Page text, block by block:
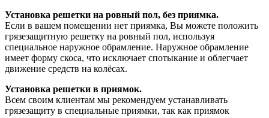
Установка решетки на ровный пол, без приямка.
Если в вашем помещении нет приямка, Вы можете положить
грязезащитную решетку на ровный пол, используя
специальное наружное обрамление. Наружное обрамление
имеет форму скоса, что исключает спотыкание и облегчает
движение средств на колёсах.
Установка решетки в приямок.
Всем своим клиентам мы рекомендуем устанавливать
грязезащиту в специальные приямки, так как приямок